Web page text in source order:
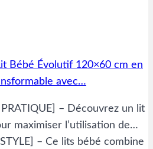
Bébé Évolutif 120×60 cm en
avec…
PRATIQUE] – Découvrez un lit
maximiser l’utilisation de…
STYLE] – Ce lits bébé combine